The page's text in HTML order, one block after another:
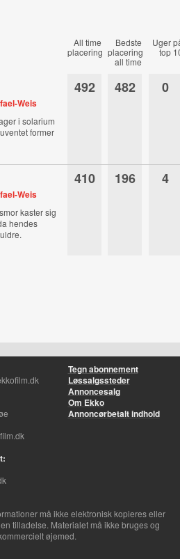
All time
placering
Bedste
placering
all time
Uger
top
Weis
i solarium
former
492 482 0
Weis
kaster sig
hendes
410 196 4
Tegn abonnement
Løssalgssteder
Annoncesalg
Om Ekko
Annoncørbetalt indhold
må ikke elektronisk kopieres eller
tilladelse. Materialet må ikke bruges og
øjemed.